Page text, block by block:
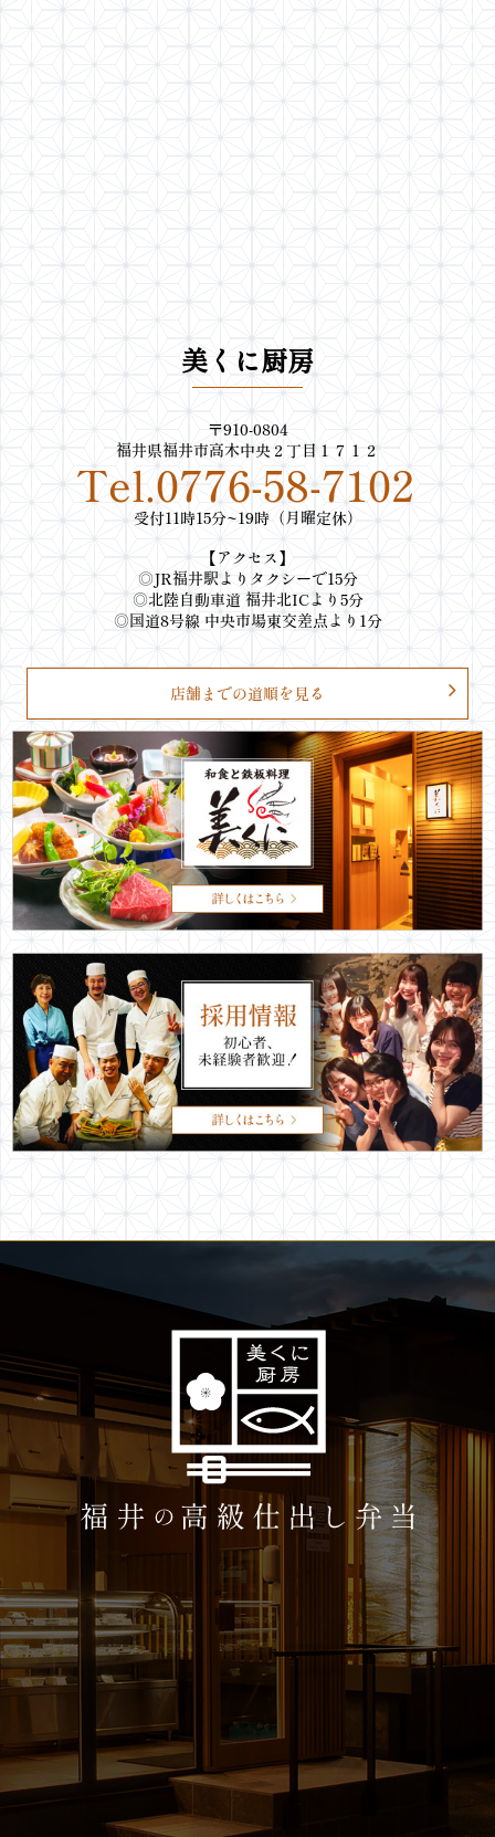
美くに厨房
〒910-0804
福井県福井市高木中央２丁目１７１２
Tel.0776-58-7102
受付11時15分~19時（月曜定休）
【アクセス】
◎JR福井駅よりタクシーで15分
◎北陸自動車道 福井北ICより5分
◎国道8号線 中央市場東交差点より1分
店舗までの道順を見る